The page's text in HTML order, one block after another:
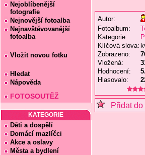
Nejoblíbenější
fotografie
Nejnovější fotoalba
Nejnavštěvovanější
fotoalba
Vložit novou fotku
Hledat
Nápověda
FOTOSOUTĚŽ
KATEGORIE
Děti a dospělí
Domácí mazlíčci
Akce a oslavy
Města a bydlení
Autor:
Fotoalbum:
Kategorie:
Klíčová slova:
Zobrazeno:
Vložená:
Hodnocení:
Hlasovalo:
Přidat do